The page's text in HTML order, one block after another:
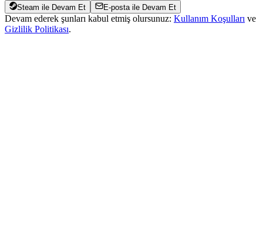
Steam ile Devam Et E-posta ile Devam Et
Devam ederek şunları kabul etmiş olursunuz: Kullanım Koşulları ve
Gizlilik Politikası.